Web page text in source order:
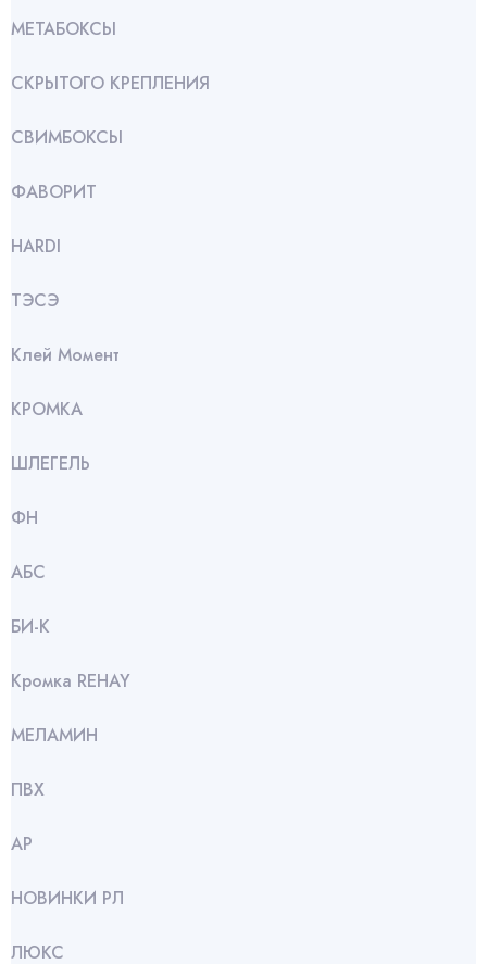
МЕТАБОКСЫ
СКРЫТОГО КРЕПЛЕНИЯ
СВИМБОКСЫ
ФАВОРИТ
HARDI
ТЭСЭ
Клей Момент
КРОМКА
ШЛЕГЕЛЬ
ФН
АБС
БИ-К
Кромка REHAY
МЕЛАМИН
ПВХ
АР
НОВИНКИ РЛ
ЛЮКС